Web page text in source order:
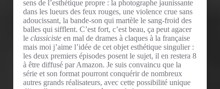
sens de l’esthétique propre : la photographe jaunissante
dans les lueurs des feux rouges, une violence crue sans
adoucissant, la bande-son qui martèle le sang-froid des
balles qui sifflent. C’est fort, c’est beau, ça peut agacer
le classicisteen mal de drames à claques à la française
mais moi j’aime l’idée de cet objet esthétique singulier :
les deux premiers épisodes posent le sujet, il en restera 8
à être diffusé par Amazon. Je suis convaincu que la
série et son format pourront conquérir de nombreux
autres grands réalisateurs, avec cette possibilité unique